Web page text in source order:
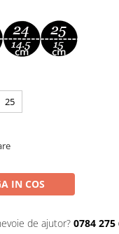
25
IN COS
de ajutor? 0784 275